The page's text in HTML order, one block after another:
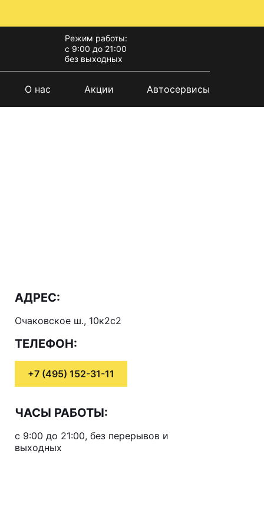
Режим работы:
с 9:00 до 21:00
без выходных
О нас Акции Автосервисы
АДРЕС:
Очаковское ш., 10к2с2
ТЕЛЕФОН:
+7 (495) 152-31-11
ЧАСЫ РАБОТЫ:
с 9:00 до 21:00, без перерывов и
выходных